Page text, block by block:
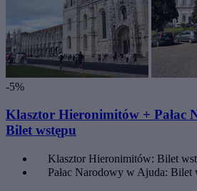
-5%
Klasztor Hieronimitów + Pałac
Bilet wstępu
Klasztor Hieronimitów: Bilet
Pałac Narodowy w Ajuda: Bilet